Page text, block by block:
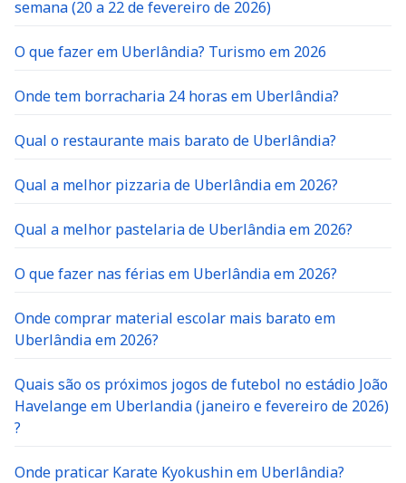
semana (20 a 22 de fevereiro de 2026)
O que fazer em Uberlândia? Turismo em 2026
Onde tem borracharia 24 horas em Uberlândia?
Qual o restaurante mais barato de Uberlândia?
Qual a melhor pizzaria de Uberlândia em 2026?
Qual a melhor pastelaria de Uberlândia em 2026?
O que fazer nas férias em Uberlândia em 2026?
Onde comprar material escolar mais barato em
Uberlândia em 2026?
Quais são os próximos jogos de futebol no estádio João
Havelange em Uberlandia (janeiro e fevereiro de 2026)
?
Onde praticar Karate Kyokushin em Uberlândia?